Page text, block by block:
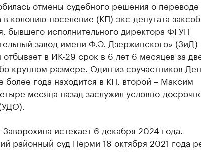
отмены судебного решения о
колонию-поселение (КП) экс-депутата
бывшего исполнительного директора ФГУП
завод имени Ф.Э. Дзержинского» (ЗиД)
в ИК-29 срок в 6 лет 6 месяцев за
крупном размере. Один из соучастников
более года находится в КП, второй – Максим
месяца назад заслужил условно-
истекает 6 декабря 2024 года.
районный суд Перми 18 октября 2021 года